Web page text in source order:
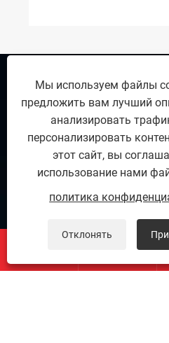
О нас
Продукты
Контакты
Мы используем файлы
предложить вам лучший
анализировать
персонализировать
этот сайт, вы
использование нами
политика
Отклонять